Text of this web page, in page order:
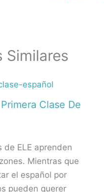
Similares
Clase De
ELE aprenden
Mientras que
el español por
pueden querer